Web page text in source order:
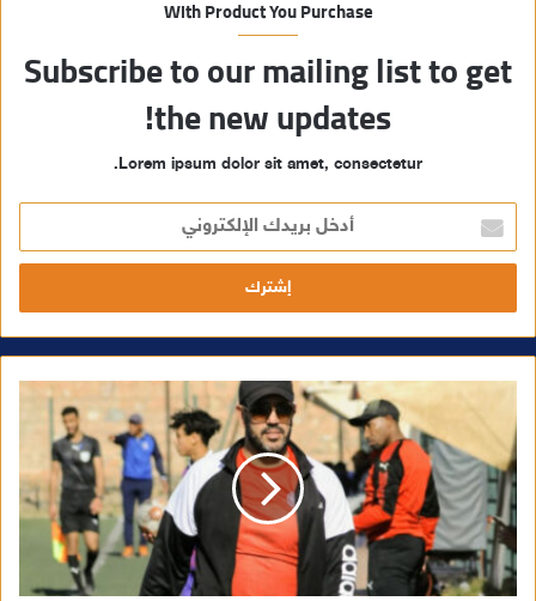
With Product You Purchase
Subscribe to our mailing list to get
the new updates!
Lorem ipsum dolor sit amet, consectetur.
خ
ل
ر
ا
إ
ل
ك
ت
ر
ي